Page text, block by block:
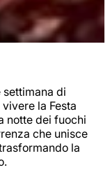
settimana di
la Festa
notte dei fuochi
che unisce
la